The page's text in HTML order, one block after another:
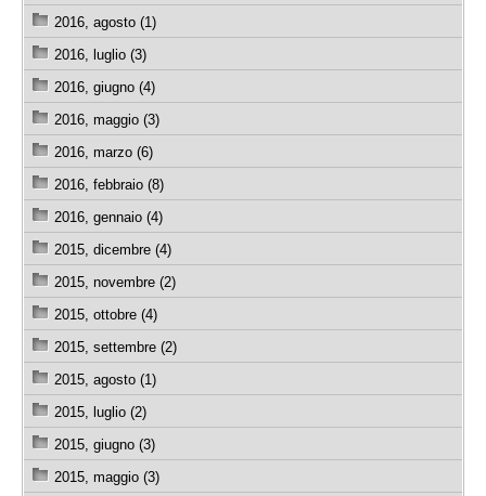
2016, agosto (1)
2016, luglio (3)
2016, giugno (4)
2016, maggio (3)
2016, marzo (6)
2016, febbraio (8)
2016, gennaio (4)
2015, dicembre (4)
2015, novembre (2)
2015, ottobre (4)
2015, settembre (2)
2015, agosto (1)
2015, luglio (2)
2015, giugno (3)
2015, maggio (3)